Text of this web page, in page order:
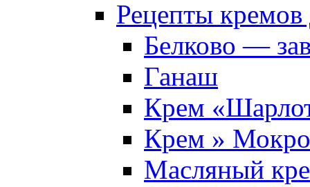
Рецепты
Белково —
Ганаш
Крем
Крем »
Масляный